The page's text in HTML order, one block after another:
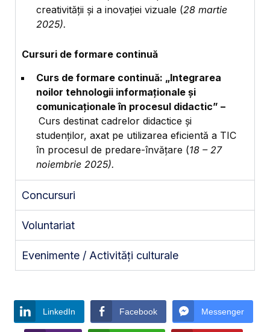
creativității și a inovației vizuale (28 martie
2025).
Cursuri de formare continuă
Curs de formare continuă: „Integrarea
noilor tehnologii informaționale și
comunicaționale în procesul didactic” –
Curs destinat cadrelor didactice și
studenților, axat pe utilizarea eficientă a TIC
în procesul de predare-învățare (18 – 27
noiembrie 2025).
Concursuri
Voluntariat
Evenimente / Activități culturale
LinkedIn Facebook Messenger